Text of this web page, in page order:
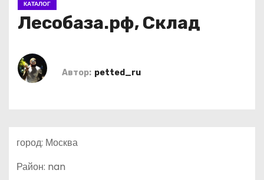
КАТАЛОГ
Лесобаза.рф, Склад
Автор: petted_ru
город: Москва
Район: nan